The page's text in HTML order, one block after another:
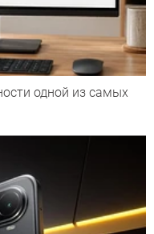
одной из самых